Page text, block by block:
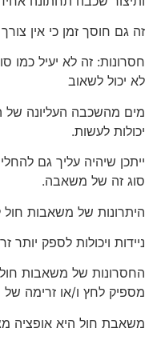
זה גם חוסך זמן כי אין
חסרונות: זה לא יעיל כמו
לא יכול לשאוב
מים מהשכבה העליונה
יכולות לעשות.
ייתכן שיהיה עליך גם
סוג זה של משאבה.
היתרונות של משאבות
ניידות ויכולות לספק יותר
החסרונות של משאבות
מספיק לחץ ו/או זרימה של
משאבת חול היא אופציה